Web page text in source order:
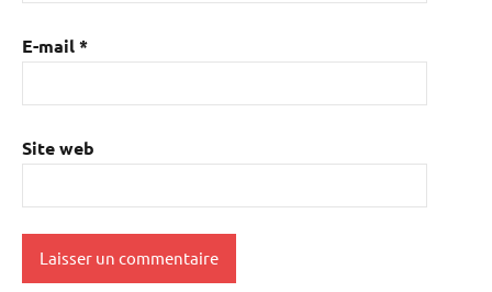
E-mail*
Site web